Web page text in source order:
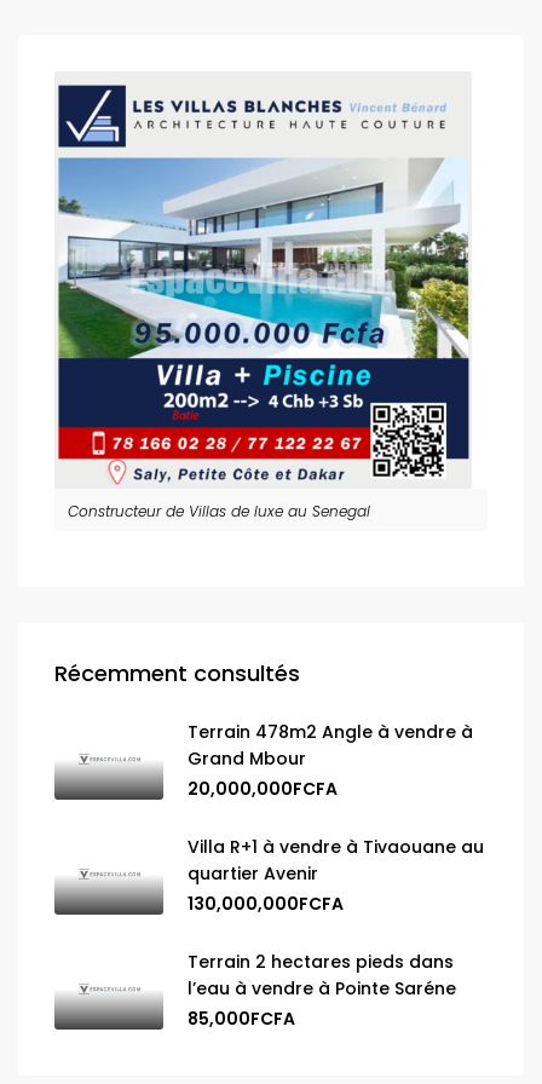
Constructeur de Villas de luxe au Senegal
Récemment consultés
Terrain 478m2 Angle à vendre à
Grand Mbour
20,000,000FCFA
Villa R+1 à vendre à Tivaouane au
quartier Avenir
130,000,000FCFA
Terrain 2 hectares pieds dans
l’eau à vendre à Pointe Saréne
85,000FCFA